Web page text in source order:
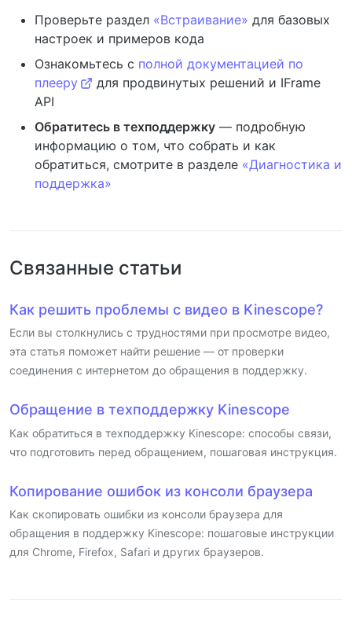
Проверьте раздел «Встраивание» для базовых
настроек и примеров кода
Ознакомьтесь с полной документацией по
плееру
для продвинутых решений и IFrame
API
Обратитесь в техподдержку — подробную
информацию о том, что собрать и как
обратиться, смотрите в разделе «Диагностика и
поддержка»
Связанные статьи
Как решить проблемы с видео в Kinescope?
Если вы столкнулись с трудностями при просмотре видео,
эта статья поможет найти решение — от проверки
соединения с интернетом до обращения в поддержку.
Обращение в техподдержку Kinescope
Как обратиться в техподдержку Kinescope: способы связи,
что подготовить перед обращением, пошаговая инструкция.
Копирование ошибок из консоли браузера
Как скопировать ошибки из консоли браузера для
обращения в поддержку Kinescope: пошаговые инструкции
для Chrome, Firefox, Safari и других браузеров.